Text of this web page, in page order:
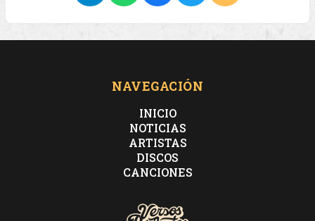
NAVEGACIÓN
INICIO
NOTICIAS
ARTISTAS
DISCOS
CANCIONES